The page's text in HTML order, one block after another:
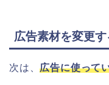
広告素材を変更す
次は、広告に使って